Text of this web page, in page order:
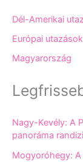
Dél-Amerikai
Európai utazások
Magyarország
Nagy-Kevély: A
panoráma
Mogyoróhegy: